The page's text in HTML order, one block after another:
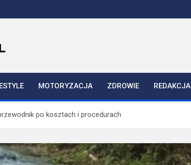
MOTORYZACJA ZDROWIE REDAKCJA
po kosztach i procedurach